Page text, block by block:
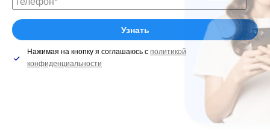
Нажимая на кнопку я соглашаюсь с политикой
конфиденциальности